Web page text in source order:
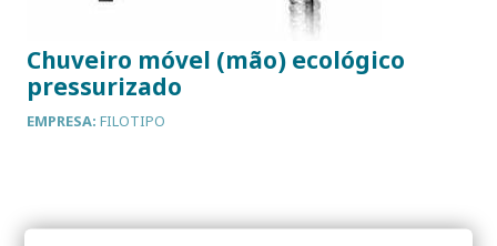
Chuveiro móvel (mão) ecológico
pressurizado
EMPRESA: FILOTIPO